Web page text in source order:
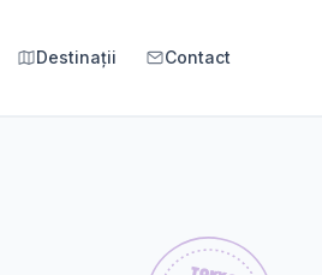
Destinații Contact